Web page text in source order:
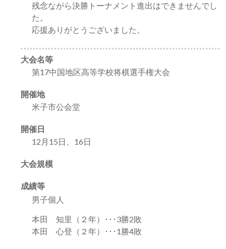
残念ながら決勝トーナメント進出はできませんでし
た。
応援ありがとうございました。
大会名等
第17中国地区高等学校将棋選手権大会
開催地
米子市公会堂
開催日
12月15日、16日
大会規模
成績等
男子個人
本田 知里（２年）･･･3勝2敗
本田 心登（２年）･･･1勝4敗